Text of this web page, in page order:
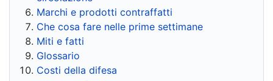
Marchi e prodotti contraffatti
Che cosa fare nelle prime settimane
Miti e fatti
Glossario
Costi della difesa